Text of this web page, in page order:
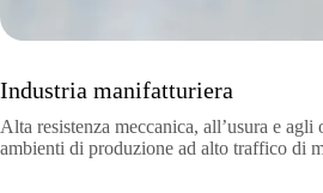
Industria manifatturiera
Alta resistenza meccanica, all’usura e
ambienti di produzione ad alto traffico di